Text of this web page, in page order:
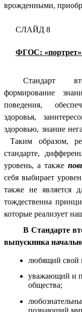
врожденными,
СЛАЙД 8
ФГОС:
Стандарт
формирование
поведения,
здоровья,
здоровью, знание
Таким образом,
стандарте,
уровень, а также
себя выбирает
также не является
тождественна
которые реализует
В Стандарте
выпускника
любящий свой
уважающий и
общества;
познающий